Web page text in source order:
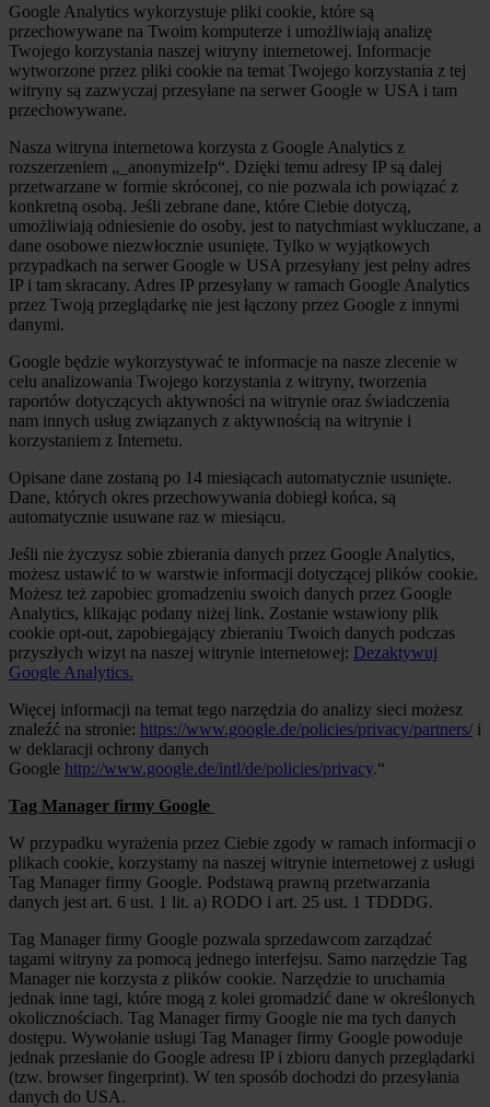
Google Analytics wykorzystuje pliki cookie, które są
przechowywane na Twoim komputerze i umożliwiają analizę
Twojego korzystania naszej witryny internetowej. Informacje
wytworzone przez pliki cookie na temat Twojego korzystania z tej
witryny są zazwyczaj przesyłane na serwer Google w USA i tam
przechowywane.
Nasza witryna internetowa korzysta z Google Analytics z
rozszerzeniem „_anonymizeIp“. Dzięki temu adresy IP są dalej
przetwarzane w formie skróconej, co nie pozwala ich powiązać z
konkretną osobą. Jeśli zebrane dane, które Ciebie dotyczą,
umożliwiają odniesienie do osoby, jest to natychmiast wykluczane, a
dane osobowe niezwłocznie usunięte. Tylko w wyjątkowych
przypadkach na serwer Google w USA przesyłany jest pełny adres
IP i tam skracany. Adres IP przesyłany w ramach Google Analytics
przez Twoją przeglądarkę nie jest łączony przez Google z innymi
danymi.
Google będzie wykorzystywać te informacje na nasze zlecenie w
celu analizowania Twojego korzystania z witryny, tworzenia
raportów dotyczących aktywności na witrynie oraz świadczenia
nam innych usług związanych z aktywnością na witrynie i
korzystaniem z Internetu.
Opisane dane zostaną po 14 miesiącach automatycznie usunięte.
Dane, których okres przechowywania dobiegł końca, są
automatycznie usuwane raz w miesiącu.
Jeśli nie życzysz sobie zbierania danych przez Google Analytics,
możesz ustawić to w warstwie informacji dotyczącej plików cookie.
Możesz też zapobiec gromadzeniu swoich danych przez Google
Analytics, klikając podany niżej link. Zostanie wstawiony plik
cookie opt-out, zapobiegający zbieraniu Twoich danych podczas
przyszłych wizyt na naszej witrynie internetowej: Dezaktywuj
Google Analytics.
Więcej informacji na temat tego narzędzia do analizy sieci możesz
znaleźć na stronie: https://www.google.de/policies/privacy/partners/ i
w deklaracji ochrony danych
Google http://www.google.de/intl/de/policies/privacy.“
Tag Manager firmy Google
W przypadku wyrażenia przez Ciebie zgody w ramach informacji o
plikach cookie, korzystamy na naszej witrynie internetowej z usługi
Tag Manager firmy Google. Podstawą prawną przetwarzania
danych jest art. 6 ust. 1 lit. a) RODO i art. 25 ust. 1 TDDDG.
Tag Manager firmy Google pozwala sprzedawcom zarządzać
tagami witryny za pomocą jednego interfejsu. Samo narzędzie Tag
Manager nie korzysta z plików cookie. Narzędzie to uruchamia
jednak inne tagi, które mogą z kolei gromadzić dane w określonych
okolicznościach. Tag Manager firmy Google nie ma tych danych
dostępu. Wywołanie usługi Tag Manager firmy Google powoduje
jednak przesłanie do Google adresu IP i zbioru danych przeglądarki
(tzw. browser fingerprint). W ten sposób dochodzi do przesyłania
danych do USA.